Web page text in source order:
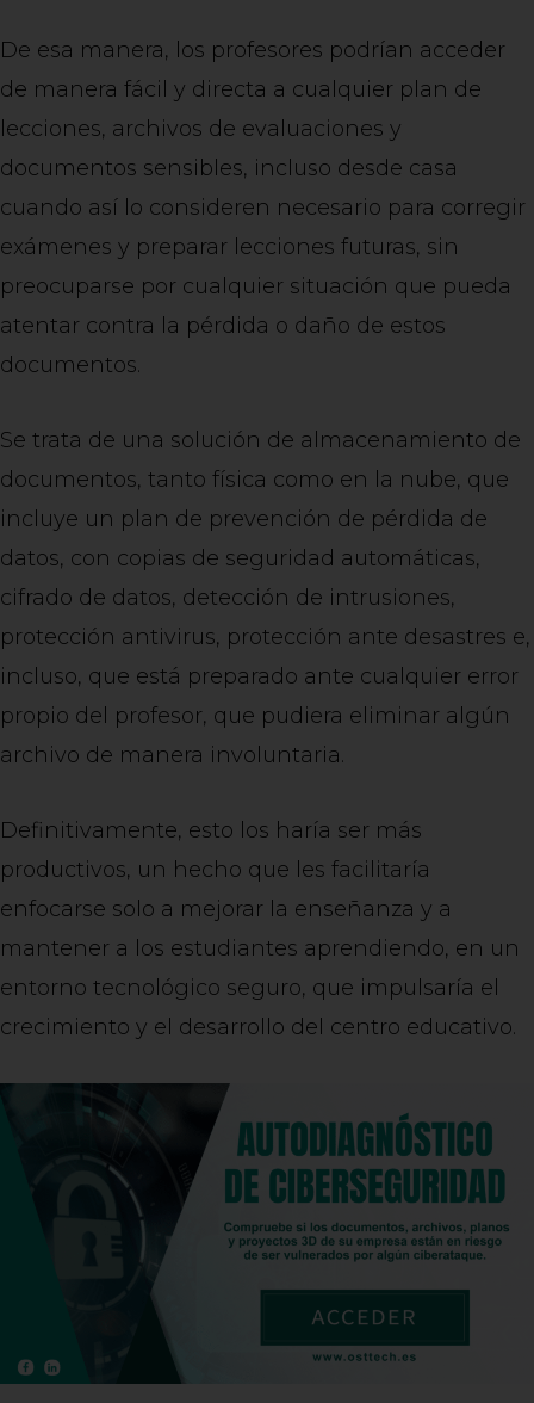
De esa manera, los profesores podrían acceder
de manera fácil y directa a cualquier plan de
lecciones, archivos de evaluaciones y
documentos sensibles, incluso desde casa
cuando así lo consideren necesario para corregir
exámenes y preparar lecciones futuras, sin
preocuparse por cualquier situación que pueda
atentar contra la pérdida o daño de estos
documentos.
Se trata de una solución de almacenamiento de
documentos, tanto física como en la nube, que
incluye un plan de prevención de pérdida de
datos, con copias de seguridad automáticas,
cifrado de datos, detección de intrusiones,
protección antivirus, protección ante desastres e,
incluso, que está preparado ante cualquier error
propio del profesor, que pudiera eliminar algún
archivo de manera involuntaria.
Definitivamente, esto los haría ser más
productivos, un hecho que les facilitaría
enfocarse solo a mejorar la enseñanza y a
mantener a los estudiantes aprendiendo, en un
entorno tecnológico seguro, que impulsaría el
crecimiento y el desarrollo del centro educativo.